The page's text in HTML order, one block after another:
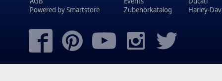
Powered bySmartstore
Zubehörkatalog
Harley-